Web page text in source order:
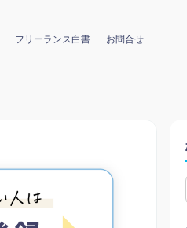
フリーランス白書 お問合せ